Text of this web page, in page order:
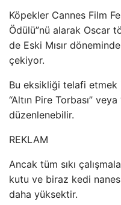
Köpekler Cannes Film
Ödülü”nü alarak Oscar
de Eski Mısır
çekiyor.
Bu eksikliği telafi
“Altın Pire Torbası”
düzenlenebilir.
REKLAM
Ancak tüm sıkı
kutu ve biraz kedi
daha yüksektir.